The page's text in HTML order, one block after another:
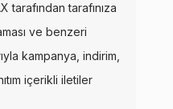
tarafından tarafınıza
ve benzeri
kampanya, indirim,
içerikli iletiler